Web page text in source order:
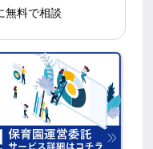
無料で相談